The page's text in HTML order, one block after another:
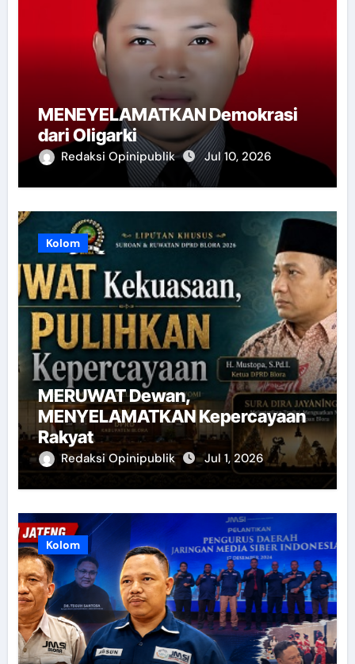
MENEYELAMATKAN Demokrasi
dari Oligarki
Redaksi Opinipublik Jul 10, 2026
Kolom
MERUWAT Dewan,
MENYELAMATKAN Kepercayaan
Rakyat
Redaksi Opinipublik Jul 1, 2026
Kolom